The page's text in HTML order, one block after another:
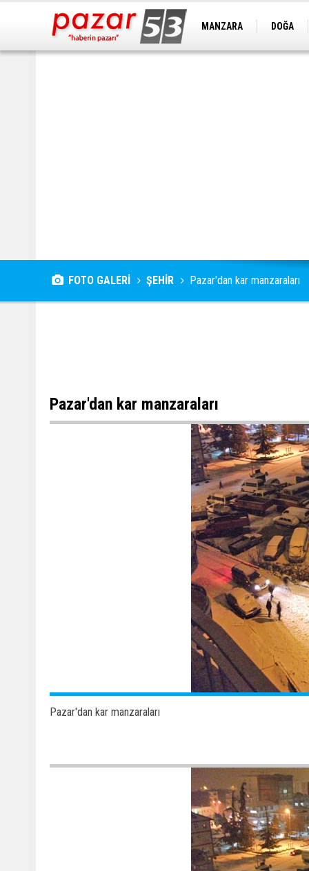
MANZARA DOĞA
FOTO GALERİ ŞEHİR Pazar'dan kar manzaraları
Pazar'dan kar manzaraları
Pazar'dan kar manzaraları